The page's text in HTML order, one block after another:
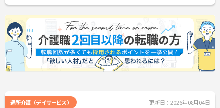
通所介護（デイサービス） 更新日：2026年08月04日